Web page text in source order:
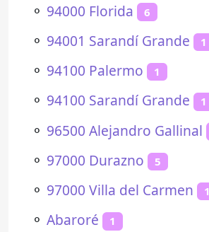
⚬ 94000 Florida 6
⚬ 94001 Sarandí Grande 1
⚬ 94100 Palermo 1
⚬ 94100 Sarandí Grande 1
⚬ 96500 Alejandro Gallinal
⚬ 97000 Durazno 5
⚬ 97000 Villa del Carmen 1
⚬ Abaroré 1